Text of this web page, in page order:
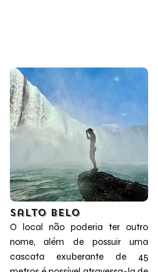
Salto Belo
O local não poderia ter outro
nome, além de possuir uma
cascata exuberante de 45